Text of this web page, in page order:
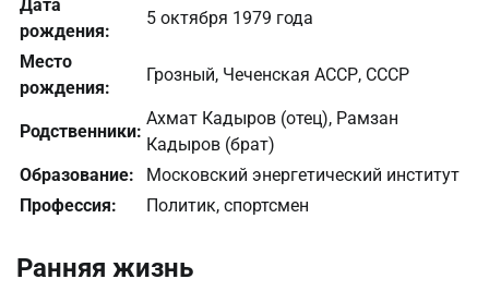
Дата
рождения:
5 октября 1979 года
Место
рождения:
Грозный, Чеченская АССР, СССР
Родственники:
Ахмат Кадыров (отец), Рамзан
Кадыров (брат)
Образование:
Московский энергетический институт
Профессия:
Политик, спортсмен
Ранняя жизнь